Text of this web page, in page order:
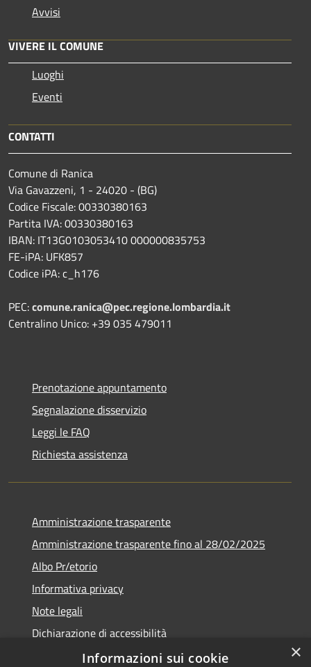
Avvisi
VIVERE IL COMUNE
Luoghi
Eventi
CONTATTI
Comune di Ranica
Via Gavazzeni, 1 - 24020 - (BG)
Codice Fiscale: 00330380163
Partita IVA: 00330380163
IBAN: IT13G0103053410 000000835753
FE-iPA: UFK857
Codice iPA: c_h176
PEC:comune.ranica@pec.regione.lombardia.it
Centralino Unico: +39 035 479011
Prenotazione appuntamento
Segnalazione disservizio
Leggi le FAQ
Richiesta assistenza
Amministrazione trasparente
Amministrazione trasparente fino al 28/02/2025
Albo Pr/etorio
Informativa privacy
Note legali
Dichiarazione di accessibilità
Obiettivi di accessibilità
×
Informazioni sui cookie